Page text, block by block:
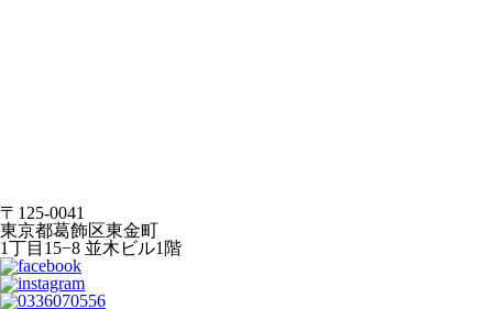
〒125-0041
東京都葛飾区東金町
1丁目15−8 並木ビル1階